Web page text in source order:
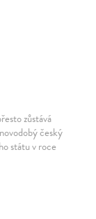
zůstává
český
státu v roce